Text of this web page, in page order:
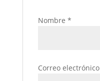
Nombre *
Correo electrónico